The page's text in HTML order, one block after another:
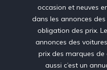
occasion et neuves
dans les annonces
obligation des prix.
annonces des
prix des marques de
aussi c’est un